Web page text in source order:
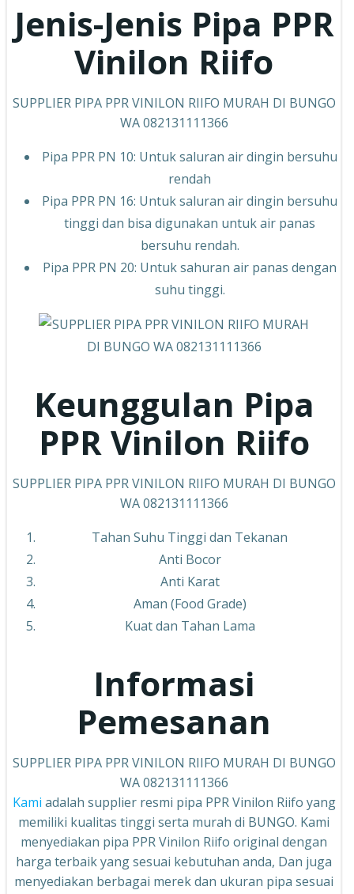
Jenis-Jenis Pipa PPR
Vinilon Riifo
SUPPLIER PIPA PPR VINILON RIIFO MURAH DI BUNGO
WA 082131111366
Pipa PPR PN 10: Untuk saluran air dingin bersuhu
rendah
Pipa PPR PN 16: Untuk saluran air dingin bersuhu
tinggi dan bisa digunakan untuk air panas
bersuhu rendah.
Pipa PPR PN 20: Untuk sahuran air panas dengan
suhu tinggi.
Keunggulan Pipa
PPRVinilon Riifo
SUPPLIER PIPA PPR VINILON RIIFO MURAH DI BUNGO
WA 082131111366
Tahan Suhu Tinggi dan Tekanan
Anti Bocor
Anti Karat
Aman (Food Grade)
Kuat dan Tahan Lama
Informasi
Pemesanan
SUPPLIER PIPA PPR VINILON RIIFO MURAH DI BUNGO
WA 082131111366
Kami adalah supplier resmi pipa PPR Vinilon Riifo yang
memiliki kualitas tinggi serta murah di BUNGO. Kami
menyediakan pipa PPR Vinilon Riifo original dengan
harga terbaik yang sesuai kebutuhan anda, Dan juga
menyediakan berbagai merek dan ukuran pipa sesuai